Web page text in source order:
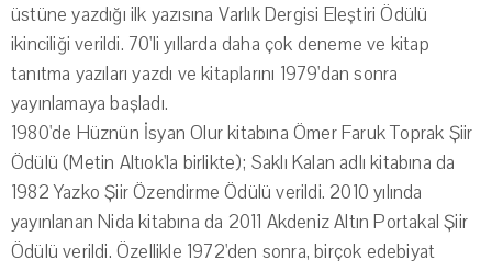
üstüne yazdığı ilk yazısına Varlık Dergisi Eleştiri Ödülü
ikinciliği verildi. 70'li yıllarda daha çok deneme ve kitap
tanıtma yazıları yazdı ve kitaplarını 1979'dan sonra
yayınlamaya başladı.
1980'de Hüznün İsyan Olur kitabına Ömer Faruk Toprak Şiir
Ödülü (Metin Altıok'la birlikte); Saklı Kalan adlı kitabına da
1982 Yazko Şiir Özendirme Ödülü verildi. 2010 yılında
yayınlanan Nida kitabına da 2011 Akdeniz Altın Portakal Şiir
Ödülü verildi. Özellikle 1972'den sonra, birçok edebiyat